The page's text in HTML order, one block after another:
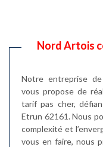
Nord Artois
Notre entreprise
vous propose de
tarif pas cher,
Etrun 62161. Nous
complexité et
vous en faire, nous